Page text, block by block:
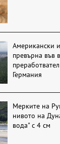
Американски
превърна във
Германия
Мерките на
нивото на
вода" с 4 см